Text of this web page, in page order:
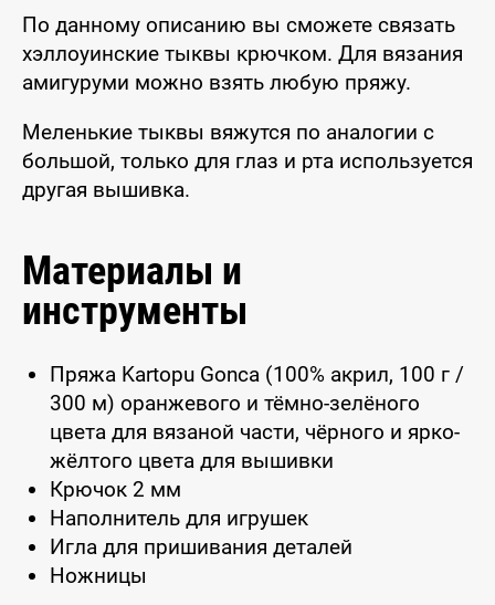
По данному описанию вы сможете связать
хэллоуинские тыквы крючком. Для вязания
амигуруми можно взять любую пряжу.
Меленькие тыквы вяжутся по аналогии с
большой, только для глаз и рта используется
другая вышивка.
Материалы и
инструменты
Пряжа Kartopu Gonca (100% акрил, 100 г /
300 м) оранжевого и тёмно-зелёного
цвета для вязаной части, чёрного и ярко-
жёлтого цвета для вышивки
Крючок 2 мм
Наполнитель для игрушек
Игла для пришивания деталей
Ножницы